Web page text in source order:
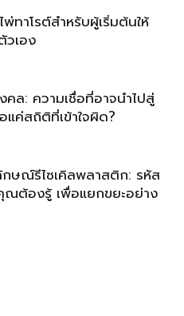
พ่ทาโรต์สำหรับผู้เริ่มต้นให้
วเอง
คล: ความเชื่อที่อาจนำไปสู่
แค่สถิติที่เข้าใจผิด?
ษณ์รีไซเคิลพลาสติก: รหัส
ณต้องรู้ เพื่อแยกขยะอย่าง